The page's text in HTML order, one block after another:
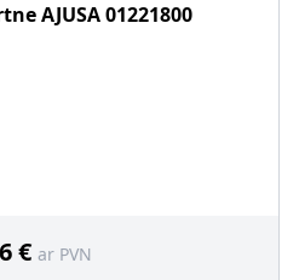
AJUSA01221800
€ ar PVN